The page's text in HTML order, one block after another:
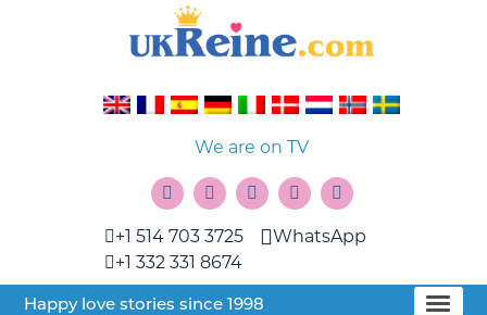
We are on TV
+1 514 703 3725
+1 332 331 8674
WhatsApp
Happy love stories since 1998